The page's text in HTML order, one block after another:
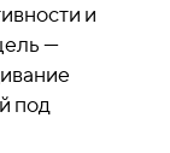
и
—
под